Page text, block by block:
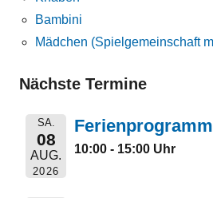
Bambini
Mädchen (Spielgemeinschaft
Nächste Termine
SA.
08
AUG.
2026
Ferienprogramm
10:00 - 15:00 Uhr